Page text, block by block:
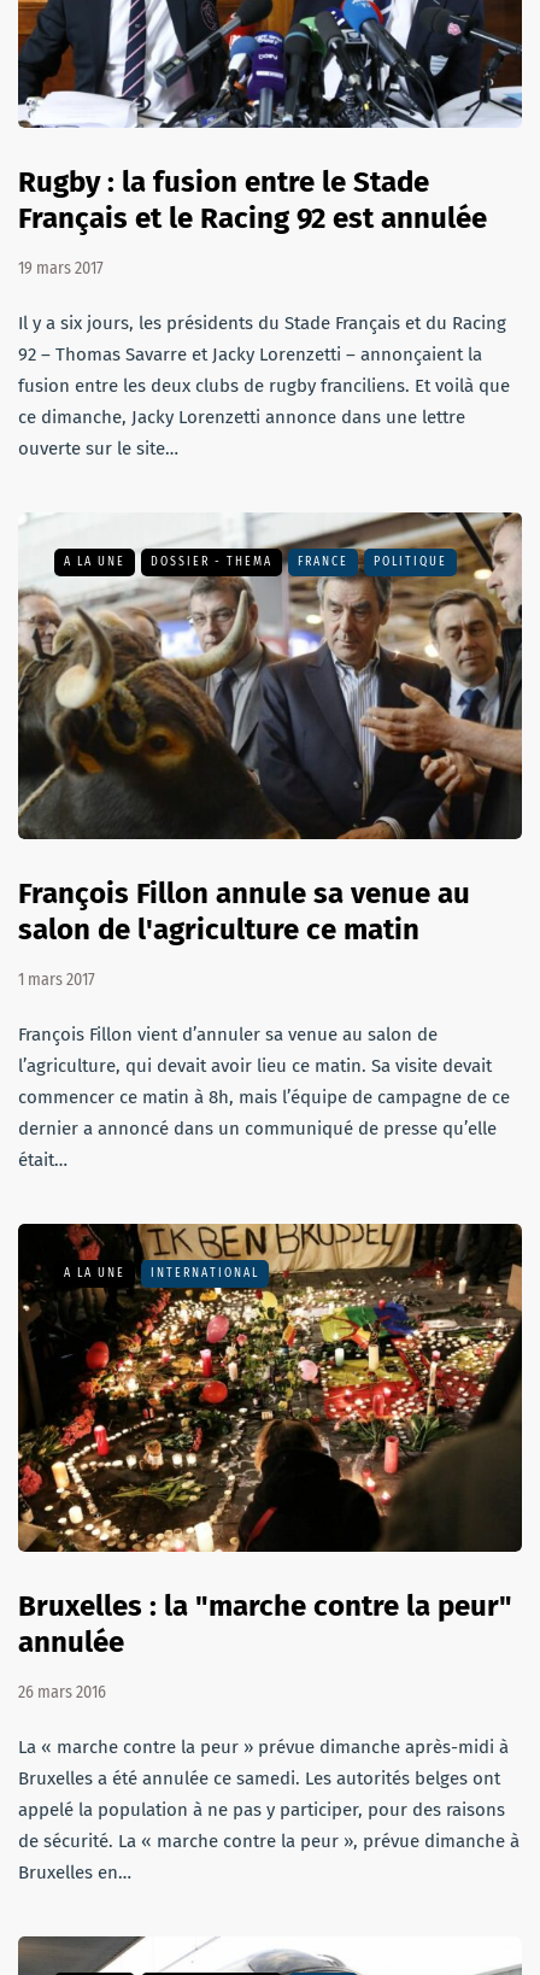
Rugby : la fusion entre le Stade
Français et le Racing 92 est annulée
19 mars 2017
Il y a six jours, les présidents du Stade Français et du Racing
92 – Thomas Savarre et Jacky Lorenzetti – annonçaient la
fusion entre les deux clubs de rugby franciliens. Et voilà que
ce dimanche, Jacky Lorenzetti annonce dans une lettre
ouverte sur le site…
A LA UNE DOSSIER - THEMA FRANCE POLITIQUE
François Fillon annule sa venue au
salon de l'agriculture ce matin
1 mars 2017
François Fillon vient d’annuler sa venue au salon de
l’agriculture, qui devait avoir lieu ce matin. Sa visite devait
commencer ce matin à 8h, mais l’équipe de campagne de ce
dernier a annoncé dans un communiqué de presse qu’elle
était…
A LA UNE INTERNATIONAL
Bruxelles : la "marche contre la peur"
annulée
26 mars 2016
La « marche contre la peur » prévue dimanche après-midi à
Bruxelles a été annulée ce samedi. Les autorités belges ont
appelé la population à ne pas y participer, pour des raisons
de sécurité. La « marche contre la peur », prévue dimanche à
Bruxelles en…